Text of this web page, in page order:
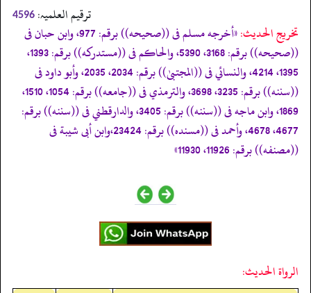
ترقیم العلمیہ: 4596
تخریج الحدیث:
«أخرجه مسلم فى ((صحيحه)) برقم: 977، وابن حبان فى
((صحيحه)) برقم: 3168، 5390، والحاكم فى ((مستدركه)) برقم: 1393،
1395، 4214، والنسائي فى ((المجتبیٰ)) برقم: 2034، 2035، وأبو داود فى
((سننه)) برقم: 3235، 3698، والترمذي فى ((جامعه)) برقم: 1054، 1510،
1869، وابن ماجه فى ((سننه)) برقم: 3405، والدارقطني فى ((سننه)) برقم:
4677، 4678، وأحمد فى ((مسنده)) برقم: 23424،وابن أبى شيبة فى
((مصنفه)) برقم: 11926، 11930»
الرواة الحديث: